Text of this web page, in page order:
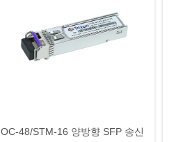
OC-48/STM-16 양방향 SFP 송신